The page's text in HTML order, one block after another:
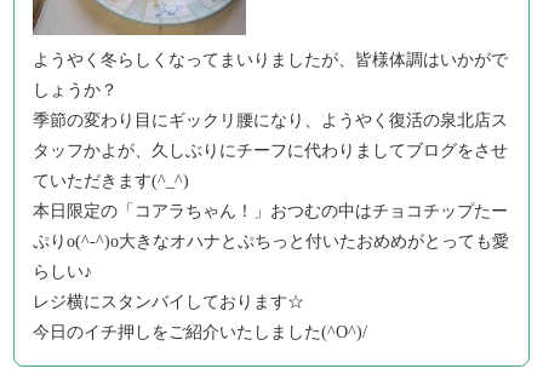
ようやく冬らしくなってまいりましたが、皆様体調はいかがで
しょうか？
季節の変わり目にギックリ腰になり、ようやく復活の泉北店ス
タッフかよが、久しぶりにチーフに代わりましてブログをさせ
ていただきます(^_^)
本日限定の「コアラちゃん！」おつむの中はチョコチップたー
ぷりo(^-^)o大きなオハナとぷちっと付いたおめめがとっても愛
らしい♪
レジ横にスタンバイしております☆
今日のイチ押しをご紹介いたしました(^O^)/